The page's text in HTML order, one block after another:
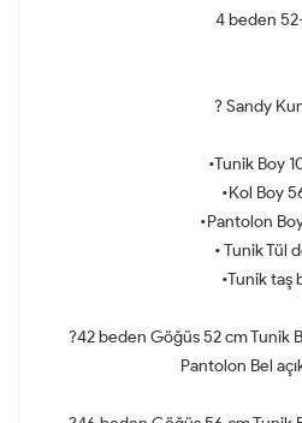
4 beden
? Sandy
•Tunik Boy
•Kol Boy
•Pantolon
• Tunik Tül
•Tunik taş
?42 beden Göğüs 52 cm Tunik
Pantolon Bel